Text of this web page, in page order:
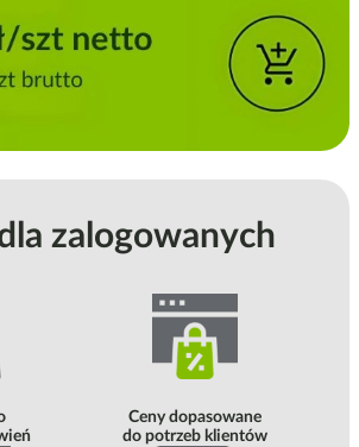
zalogowanych
Ceny dopasowane
do potrzeb klientów